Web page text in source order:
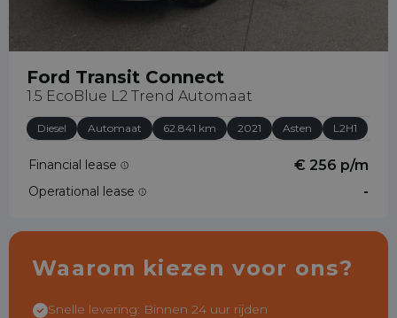
Ford Transit Connect
1.5 EcoBlue L2 Trend Automaat
Diesel Automaat 62.841 km 2021 Asten L2H1
Financial lease € 256 p/m
Operational lease -
Waarom kiezen voor ons?
Snelle levering: Binnen 24 uur rijden